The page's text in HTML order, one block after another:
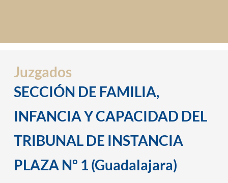
Juzgados
SECCIÓN DE FAMILIA,
INFANCIA Y CAPACIDAD DEL
TRIBUNAL DE INSTANCIA
PLAZA Nº 1 (Guadalajara)